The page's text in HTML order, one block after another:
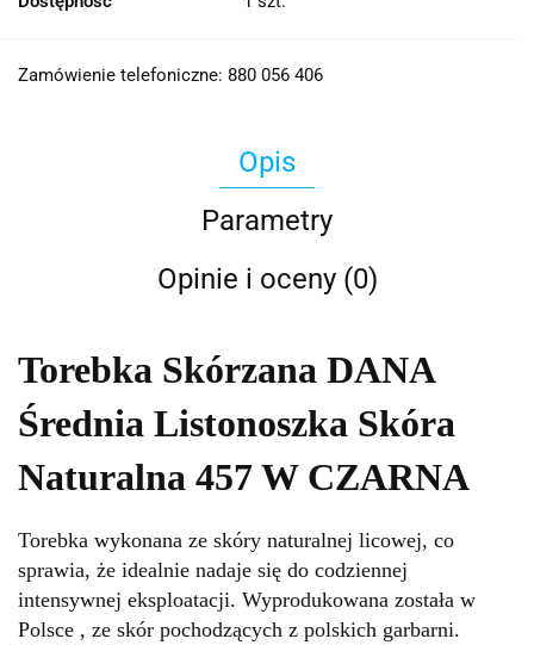
Zamówienie telefoniczne: 880 056 406
Opis
Parametry
Opinie i oceny (0)
Torebka Skórzana DANA
Średnia Listonoszka Skóra
Naturalna 457 W CZARNA
Torebka wykonana ze skóry naturalnej licowej, co
sprawia, że idealnie nadaje się do codziennej
intensywnej eksploatacji. Wyprodukowana została w
Polsce , ze skór pochodzących z polskich garbarni.